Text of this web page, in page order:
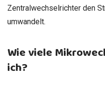
Zentralwechselrichter den
umwandelt.
Wie viele
ich?